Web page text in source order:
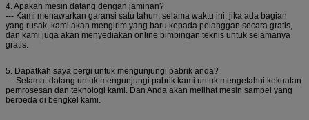
4. Apakah mesin datang dengan jaminan?
--- Kami menawarkan garansi satu tahun, selama waktu ini, jika ada bagian
yang rusak, kami akan mengirim yang baru kepada pelanggan secara gratis,
dan kami juga akan menyediakan online bimbingan teknis untuk selamanya
gratis.
5. Dapatkah saya pergi untuk mengunjungi pabrik anda?
--- Selamat datang untuk mengunjungi pabrik kami untuk mengetahui kekuatan
pemrosesan dan teknologi kami. Dan Anda akan melihat mesin sampel yang
berbeda di bengkel kami.